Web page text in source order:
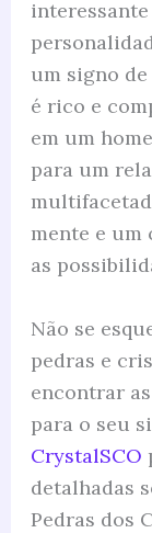
um signo de
é rico e
em um
para um
mente e um
as
Não se
pedras e
encontrar
para o seu
CrystalSCO
detalhadas
Pedras dos